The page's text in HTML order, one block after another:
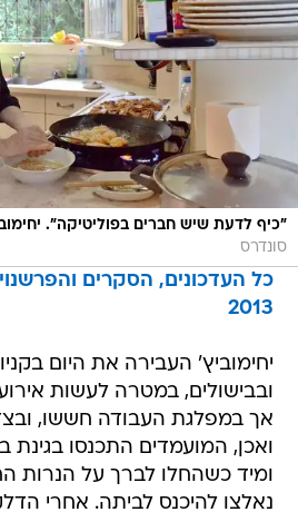
"כיף לדעת שיש חברים בפוליטיקה".
סונדרס
כל העדכונים, הסקרים
2013
יחימוביץ' העבירה את היום
ובבישולים, במטרה לעשות אירוע
אך במפלגת העבודה חששו,
ואכן, המועמדים התכנסו בגינת
ומיד כשהחלו לברך על הנרות
נאלצו להיכנס לביתה. אחרי